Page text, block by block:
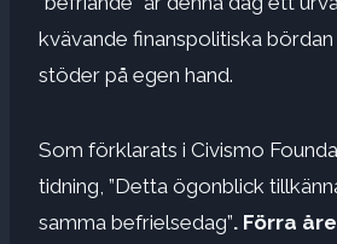
kvävande finanspolitiska
stöder på egen hand.
Som förklarats i Civismo
tidning, ”Detta ögonblick
samma befrielsedag”. Förra